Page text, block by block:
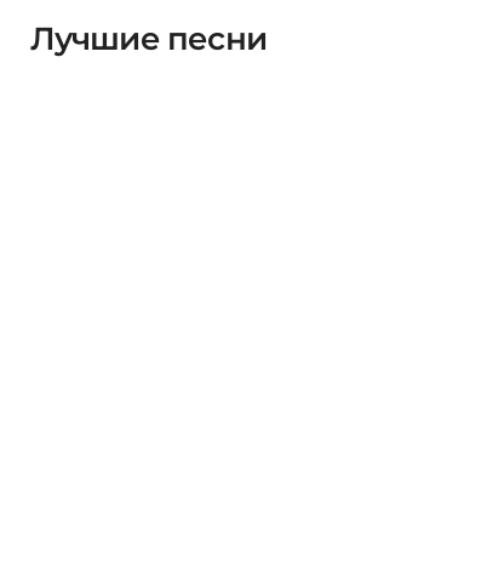
Лучшие песни